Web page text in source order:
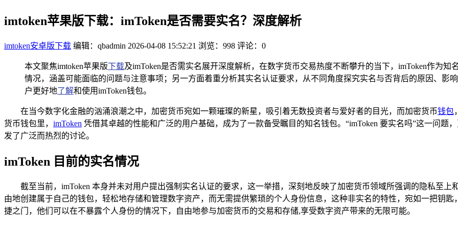
imtoken苹果版下载：imToken是否需要实名？深度解析
imtoken安卓版下载 编辑：qbadmin 2026-04-08 15:52:21 浏览：998 评论：0
本文聚焦imtoken苹果版下载及imToken是否需实名展开深度解析，在数字货币交易热度不断攀升的当下，imToken作为
情况，涵盖可能面临的问题与注意事项；另一方面着重分析其实名认证要求，从不同角度探究实名与否背后的原因、影
户更好地了解和使用imToken钱包。
在当今数字化金融的汹涌浪潮之中，加密货币宛如一颗璀璨的新星，吸引着无数投资者与爱好者的目光，而加密货币钱包
货币钱包里， imToken 凭借其卓越的性能和广泛的用户基础，成为了一款备受瞩目的知名钱包。“imToken 要实名吗”这一问题
发了广泛而热烈的讨论。
imToken 目前的实名情况
截至当前，imToken 本身并未对用户提出强制实名认证的要求，这一举措，深刻地反映了加密货币领域所强调的隐私至上
由地创建属于自己的钱包，轻松地存储和管理数字资产，而无需提供繁琐的个人身份信息，这种非实名的特性，宛如一把钥
捷之门，他们可以在不暴露个人身份的情况下，自由地参与加密货币的交易和存储,享受数字资产带来的无限可能。